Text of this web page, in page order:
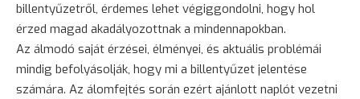
billentyűzetről, érdemes lehet végiggondolni, hogy hol
érzed magad akadályozottnak a mindennapokban.
Az álmodó saját érzései, élményei, és aktuális problémái
mindig befolyásolják, hogy mi a billentyűzet jelentése
számára. Az álomfejtés során ezért ajánlott naplót vezetni